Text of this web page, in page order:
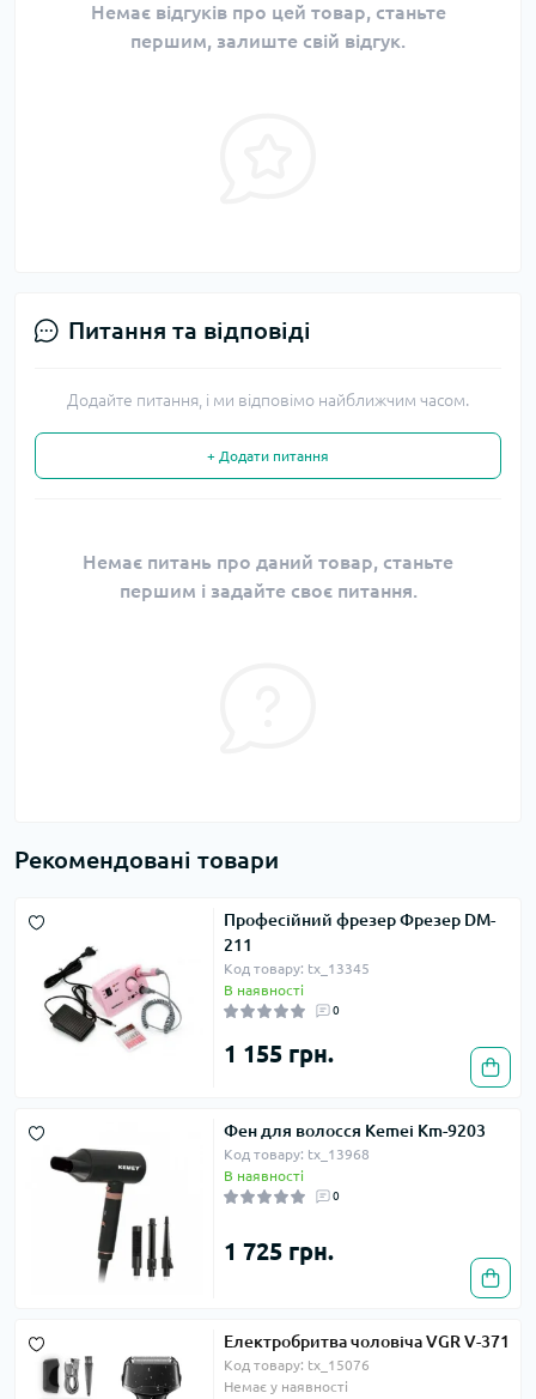
Немає відгуків про цей товар, станьте
першим, залиште свій відгук.
Питання та відповіді
Додайте питання, і ми відповімо найближчим часом.
+ Додати питання
Немає питань про даний товар, станьте
першим і задайте своє питання.
Рекомендовані товари
Професійний фрезер Фрезер DM-
211
Код товару: tx_13345
В наявності
0
1 155 грн.
Фен для волосся Kemei Km-9203
Код товару: tx_13968
В наявності
0
1 725 грн.
Електробритва чоловіча VGR V-371
Код товару: tx_15076
Немає у наявності